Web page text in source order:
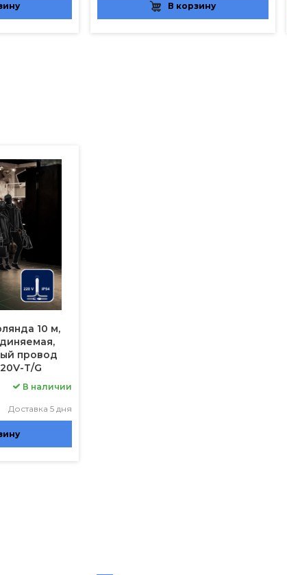
В корзину
10 м,
провод
T/G
В наличии
Доставка 5 дня